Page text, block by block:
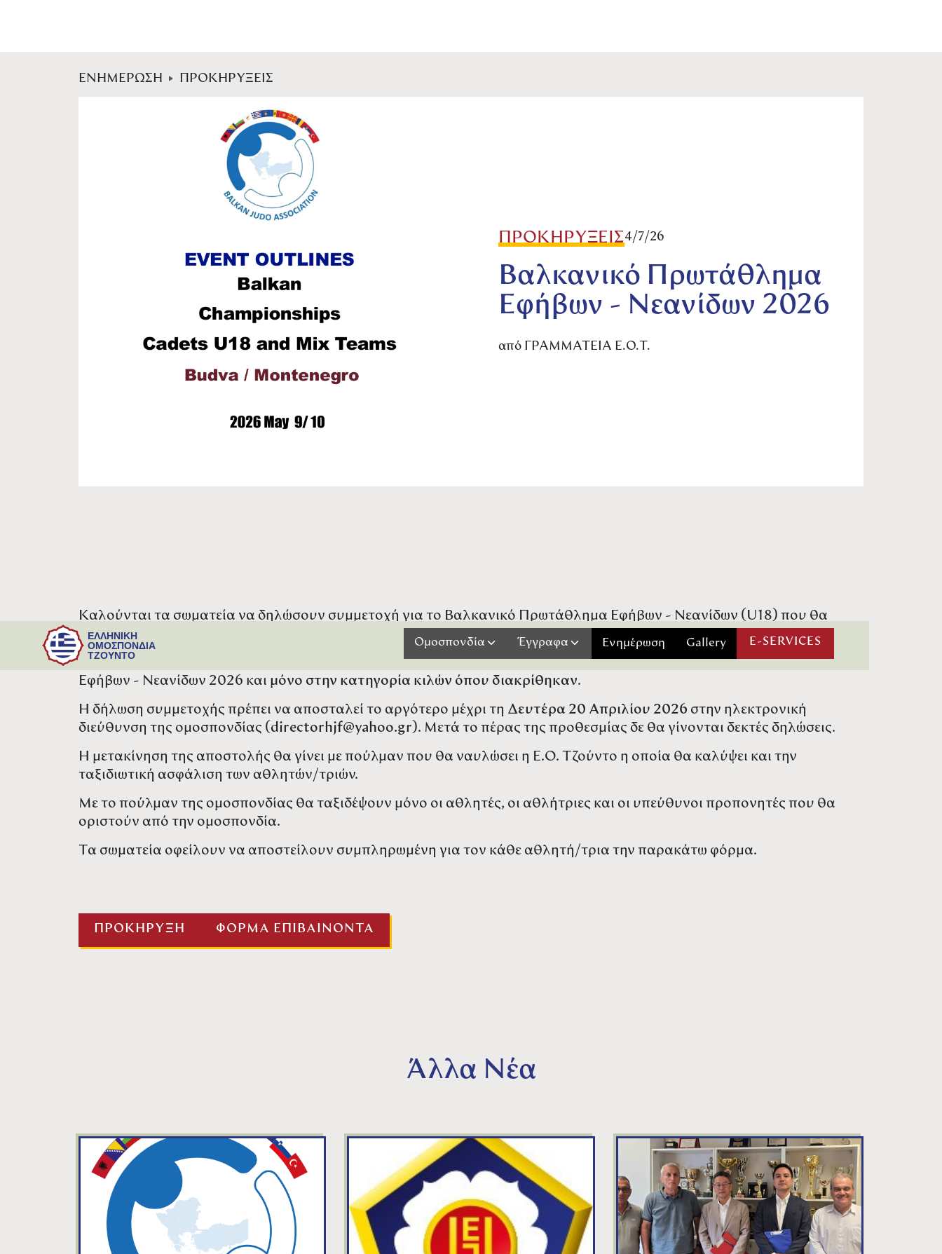
ΕΝΗΜΕΡΩΣΗ ΠΡΟΚΗΡΥΞΕΙΣ
ΠΡΟΚΗΡΥΞΕΙΣ4/7/26
Βαλκανικό Πρωτάθλημα
Εφήβων - Νεανίδων 2026
από ΓΡΑΜΜΑΤΕΙΑ Ε.Ο.Τ.
ΕΛΛΗΝΙΚΗ
ΟΜΟΣΠΟΝΔΙΑ
ΤΖΟΥΝΤΟ
Ομοσπονδία Έγγραφα Ενημέρωση Gallery E-SERVICES
Καλούνται τα σωματεία να δηλώσουν συμμετοχή για το Βαλκανικό Πρωτάθλημα Εφήβων - Νεανίδων (U18) που θα
πραγματοποιηθεί στην πόλη Μπούντβα του Μαυροβουνίου στις 9-10/05/2026.
Δικαίωμα συμμετοχής έχουν
οι αθλητές και οι αθλήτριες που κατέκτησαν μετάλλιο στο Πανελλήνιο Πρωτάθλημα
Εφήβων - Νεανίδων 2026 και μόνο στην κατηγορία κιλών όπου διακρίθηκαν.
Η δήλωση συμμετοχής πρέπει να αποσταλεί το αργότερο μέχρι τη Δευτέρα 20 Απριλίου 2026 στην ηλεκτρονική
διεύθυνση της ομοσπονδίας ( directorhjf@yahoo.gr). Μετά το πέρας της προθεσμίας δε θα γίνονται δεκτές δηλώσεις.
Η μετακίνηση της αποστολής θα γίνει με πούλμαν που θα ναυλώσει η Ε.Ο. Τζούντο η οποία θα καλύψει και την
ταξιδιωτική ασφάλιση των αθλητών/τριών.
Με το πούλμαν της ομοσπονδίας θα ταξιδέψουν μόνο οι αθλητές, οι αθλήτριες και οι υπεύθυνοι προπονητές που θα
οριστούν από την ομοσπονδία.
Τα σωματεία οφείλουν να αποστείλουν συμπληρωμένη για τον κάθε αθλητή/τρια την παρακάτω φόρμα.
ΠΡΟΚΗΡΥΞΗ ΦΟΡΜΑ ΕΠΙΒΑΙΝΟΝΤΑ
Άλλα Νέα